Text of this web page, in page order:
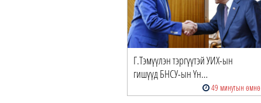
Г.Тэмүүлэн тэргүүтэй УИХ-ын
гишүүд БНСУ-ын Үн…
49 минутын өмнө